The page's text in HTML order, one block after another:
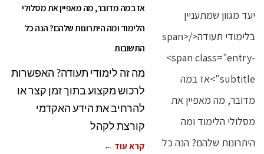
אז במה מדובר, מה מאפיין את מסלולי
הלימוד ומה היתרונות שלהם? הנה כל
התשובות
מה זה לימודי תעודה? האפשרות
לרכוש מקצוע בתוך זמן קצר או
להרחיב את הידע האקדמי
קורצת לקהל
קרא עוד ←